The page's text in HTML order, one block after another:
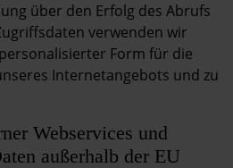
über den Erfolg des Abrufs
verwenden wir
Form für die
Internetangebots und zu
Webservices und
außerhalb der EU